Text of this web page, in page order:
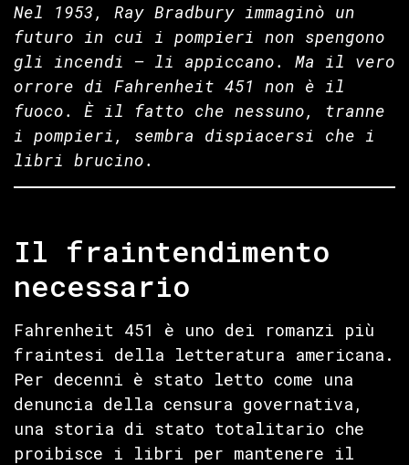
Nel 1953, Ray Bradbury immaginò un
futuro in cui i pompieri non spengono
gli incendi — li appiccano. Ma il vero
orrore di Fahrenheit 451 non è il
fuoco. È il fatto che nessuno, tranne
i pompieri, sembra dispiacersi che i
libri brucino.
Il fraintendimento
necessario
Fahrenheit 451 è uno dei romanzi più
fraintesi della letteratura americana.
Per decenni è stato letto come una
denuncia della censura governativa,
una storia di stato totalitario che
proibisce i libri per mantenere il